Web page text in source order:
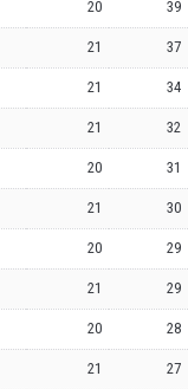
20 39
21 37
21 34
21 32
20 31
21 30
20 29
21 29
20 28
21 27